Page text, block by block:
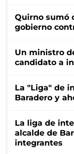
Quirno sumó
gobierno
Un ministro
candidato a
La "Liga" de
Baradero y
La liga de
alcalde de
integrantes